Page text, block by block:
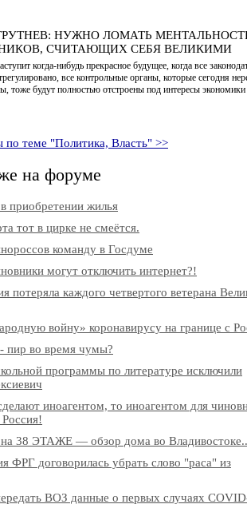
НУЖНО ЛОМАТЬ
СЧИТАЮЩИХ СЕБЯ ВЕЛИКИМИ
когда-нибудь прекрасное будущее, когда все
все контрольные органы, которые сегодня
тоже будут полностью отстроены под интересы экономики
по теме "Политика, Власть" >>
на форуме
приобретении жилья
тот в цирке не смеётся.
команду в Госдуме
могут отключить интернет?!
потеряла каждого четвертого ветерана
войну» коронавирусу на границе с
пир во время чумы?
программы по литературе исключили
иноагентом, то иноагентом для
на 38 ЭТАЖЕ — обзор дома во
ФРГ договорилась убрать слово "раса" из
ВОЗ данные о первых случаях